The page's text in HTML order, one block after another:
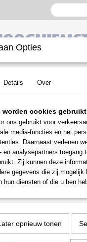
>Aanbouwwerktuigen>
op:
Opties
Details Over
worden cookies gebruikt
ons gebruikt voor
media-functies en het
Daarnaast verlenen
en analysepartners toegang
Zij kunnen deze
gegevens die zij mogelijk
hun diensten of die u hen
opnieuw tonen